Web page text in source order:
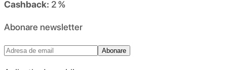
Cashback: 2 %
Abonare newsletter
Abonare